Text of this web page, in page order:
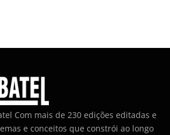
Com mais de 230 edições editadas e
e conceitos que constrói ao longo